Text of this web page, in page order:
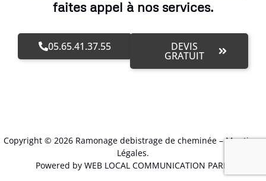
faites appel à nos services.
05.65.41.37.55 DEVIS
GRATUIT
Copyright © 2026 Ramonage debistrage de cheminée –Mentions
Légales.
Powered by WEB LOCAL COMMUNICATION PARIS